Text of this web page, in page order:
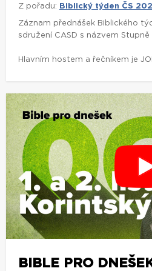
Z pořadu: Biblický týden ČS
Záznam přednášek Biblického
sdružení CASD s názvem Stupně
Hlavním hostem a řečníkem je
BIBLE PRO